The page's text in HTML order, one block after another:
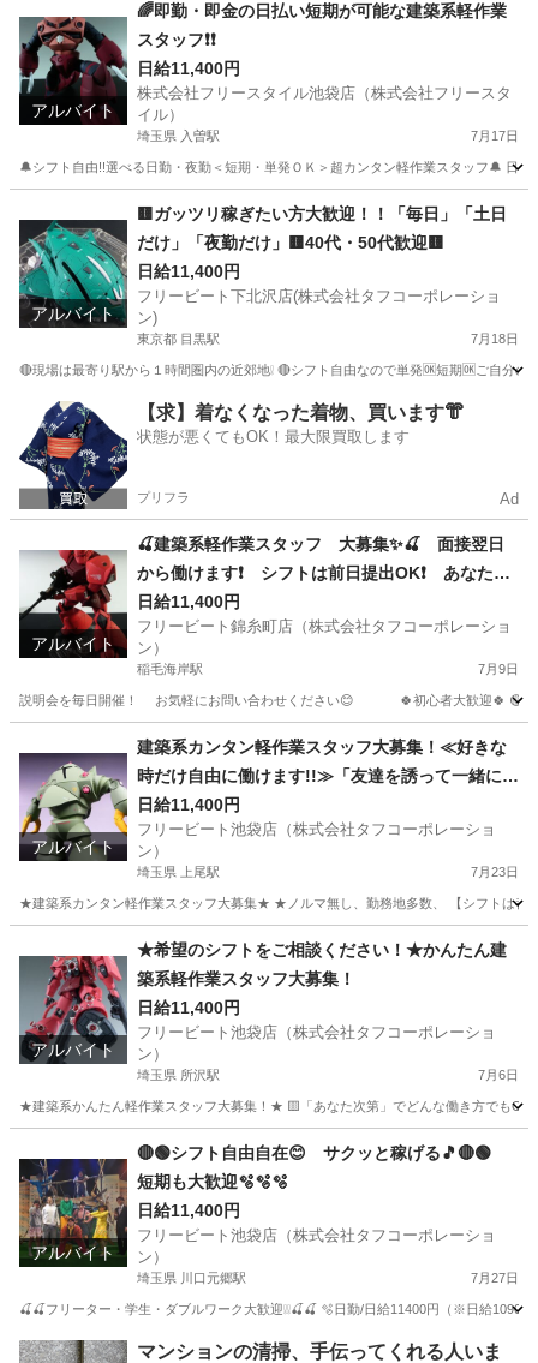
アルバイト
🌈即勤・即金の日払い短期が可能な建築系軽作業
スタッフ❗❗
日給11,400円
株式会社フリースタイル池袋店（株式会社フリースタ
イル）
埼玉県 入曽駅 7月17日
🔔シフト自由!!選べる日勤・夜勤＜短期・単発ＯＫ＞超カンタン軽作業スタッフ🔔 日
入曽駅 建築 スタッフ
アルバイト
🟨ガッツリ稼ぎたい方大歓迎！！「毎日」「土日
だけ」「夜勤だけ」🟨40代・50代歓迎🟨
日給11,400円
フリービート下北沢店(株式会社タフコーポレーショ
ン)
東京都 目黒駅 7月18日
🔴現場は最寄り駅から１時間圏内の近郊地❕ 🔴シフト自由なので単発🆗短期🆗ご自分
東京 千代田区 目黒駅 その他 給料
【求】着なくなった着物、買います👘
状態が悪くてもOK！最大限買取します
プリフラ Ad
アルバイト
🍒建築系軽作業スタッフ 大募集✨🍒 面接翌日
から働けます❗ シフトは前日提出OK❗ あなた次
第で自由に調整可能です😊🎵
日給11,400円
フリービート錦糸町店（株式会社タフコーポレーショ
ン）
稲毛海岸駅 7月9日
説明会を毎日開催！ お気軽にお問い合わせください😊 🍀初心者大歓迎🍀 🟡短期1
稲毛海岸駅 建築 スタッフ
アルバイト
建築系カンタン軽作業スタッフ大募集！≪好きな
時だけ自由に働けます!!≫「友達を誘って一緒に応
募♪」
日給11,400円
フリービート池袋店（株式会社タフコーポレーショ
ン）
埼玉県 上尾駅 7月23日
★建築系カンタン軽作業スタッフ大募集★ ★ノルマ無し、勤務地多数、 【シフトは都
上尾駅 建築 スタッフ
アルバイト
★希望のシフトをご相談ください！★かんたん建
築系軽作業スタッフ大募集！
日給11,400円
フリービート池袋店（株式会社タフコーポレーショ
ン）
埼玉県 所沢駅 7月6日
★建築系かんたん軽作業スタッフ大募集！★ 🟨「あなた次第」でどんな働き方でも
所沢駅 建築 スタッフ
アルバイト
🔴🟢シフト自由自在😊 サクッと稼げる🎵🔴🟢
短期も大歓迎🫧🫧🫧
日給11,400円
フリービート池袋店（株式会社タフコーポレーショ
ン）
埼玉県 川口元郷駅 7月27日
🍒🍒フリーター・学生・ダブルワーク大歓迎❕❕🍒🍒 🫧日勤/日給11400円（※日給
埼玉 川口市 川口元郷駅 建築 掲示板
マンションの清掃、手伝ってくれる人いま